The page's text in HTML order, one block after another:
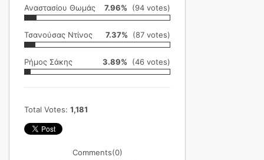
Αναστασίου Θωμάς 7.96% (94 votes)
Τσανούσας Ντίνος 7.37% (87 votes)
Ρήμος Σάκης 3.89% (46 votes)
Total Votes: 1,181
Comments(0)